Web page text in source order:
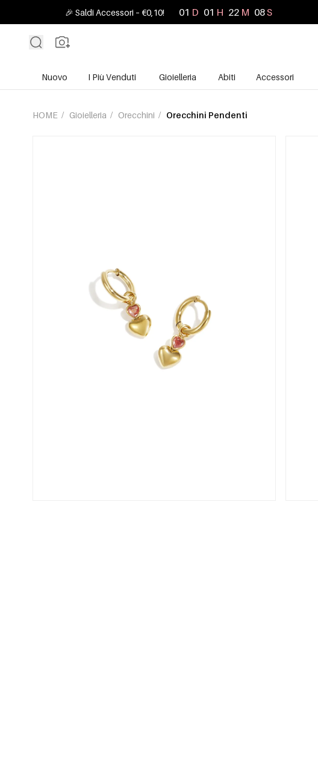
🎉 Saldi Accessori – €0,10! 01 D 01 H 22 M 07S
Nuovo I Più Venduti Gioielleria Abiti Accessori
HOME / Gioielleria / Orecchini / Orecchini Pendenti